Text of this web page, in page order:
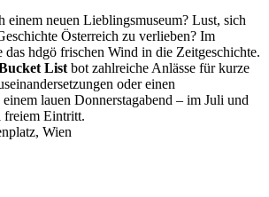
neuen Lieblingsmuseum? Lust, sich
Österreich zu verlieben? Im
das hdgö frischen Wind in die Zeitgeschichte.
List bot zahlreiche Anlässe für kurze
oder einen
lauen Donnerstagabend – im Juli und
freiem Eintritt.
Wien